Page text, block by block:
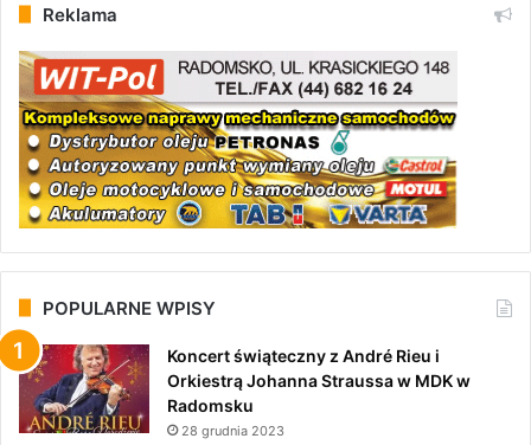
Reklama
POPULARNE WPISY
Koncert świąteczny z André Rieu i
Orkiestrą Johanna Straussa w MDK w
Radomsku
28 grudnia 2023